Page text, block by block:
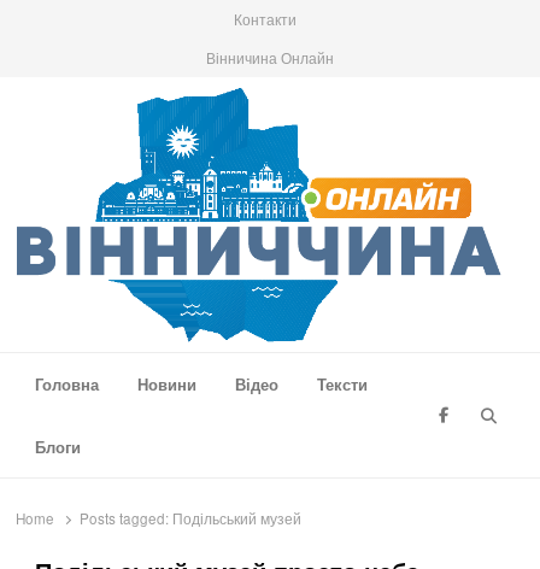
Контакти
Вінничина Онлайн
Головна
Новини Відео Тексти
Блоги
Home Posts tagged: Подільський музей